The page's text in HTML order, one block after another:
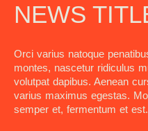
NEWS
Orci varius natoque
montes, nascetur ridiculus
volutpat dapibus. Aenean
varius maximus egestas.
semper et, fermentum et